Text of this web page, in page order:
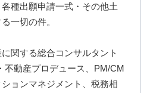
種出願申請一式・その他土
一切の件。
関する総合コンサルタント
不動産プロデュース、PM/CM
ョンマネジメント、税務相